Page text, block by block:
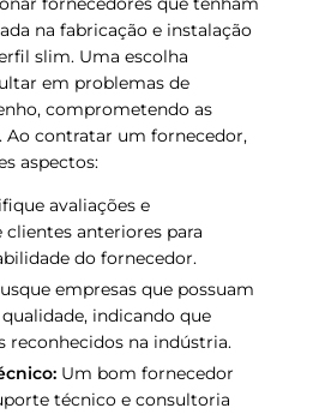
na fabricação e instalação
slim. Uma escolha
em problemas de
comprometendo as
Ao contratar um fornecedor,
aspectos:
avaliações e
anteriores para
do fornecedor.
empresas que possuam
indicando que
reconhecidos na indústria.
Um bom fornecedor
técnico e consultoria